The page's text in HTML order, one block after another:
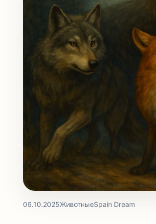
06.10.2025ЖивотныеSpain Dream